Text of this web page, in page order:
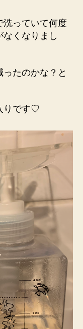
洗っていて何度
なくなりまし
たのかな？と
りです♡